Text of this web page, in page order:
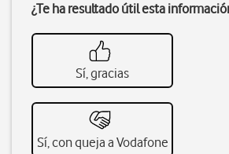
¿Te ha resultado útil esta
Sí, gracias
Sí, con queja a Vodafone